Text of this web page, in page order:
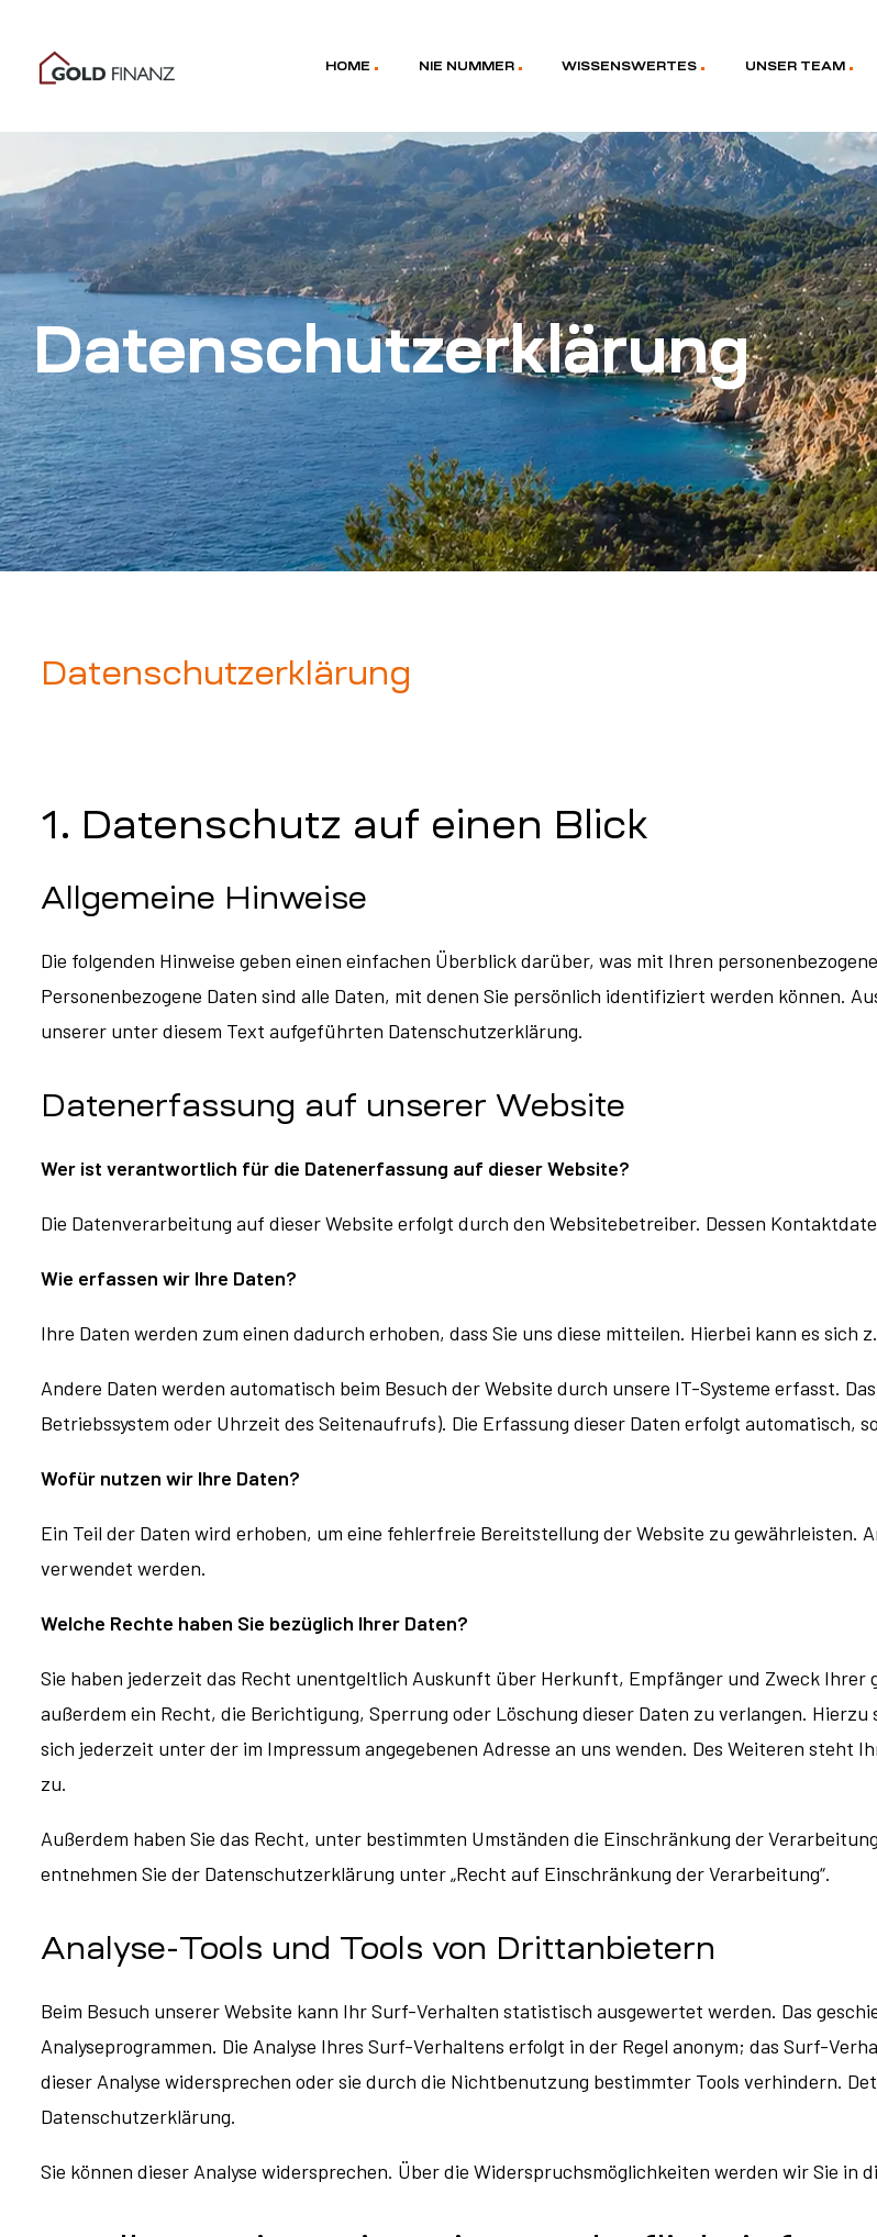
HOME NIE NUMMER WISSENSWERTES UNSER TEAM
Datenschutzerklärung
Datenschutzerklärung
1. Datenschutz auf einen Blick
Allgemeine Hinweise
Die folgenden Hinweise geben einen einfachen Überblick darüber, was mit Ihren
Personenbezogene Daten sind alle Daten, mit denen Sie persönlich identifiziert werden können.
unserer unter diesem Text aufgeführten Datenschutzerklärung.
Datenerfassung auf unserer Website
Wer ist verantwortlich für die Datenerfassung auf dieser Website?
Die Datenverarbeitung auf dieser Website erfolgt durch den Websitebetreiber. Dessen
Wie erfassen wir Ihre Daten?
Ihre Daten werden zum einen dadurch erhoben, dass Sie uns diese mitteilen. Hierbei kann es sich
Andere Daten werden automatisch beim Besuch der Website durch unsere IT-Systeme erfasst.
Betriebssystem oder Uhrzeit des Seitenaufrufs). Die Erfassung dieser Daten erfolgt automatisch,
Wofür nutzen wir Ihre Daten?
Ein Teil der Daten wird erhoben, um eine fehlerfreie Bereitstellung der Website zu gewährleisten.
verwendet werden.
Welche Rechte haben Sie bezüglich Ihrer Daten?
Sie haben jederzeit das Recht unentgeltlich Auskunft über Herkunft, Empfänger und Zweck Ihrer
außerdem ein Recht, die Berichtigung, Sperrung oder Löschung dieser Daten zu verlangen.
sich jederzeit unter der im Impressum angegebenen Adresse an uns wenden. Des Weiteren
zu.
Außerdem haben Sie das Recht, unter bestimmten Umständen die Einschränkung der
entnehmen Sie der Datenschutzerklärung unter „Recht auf Einschränkung der Verarbeitung“.
Analyse-Tools und Tools von Drittanbietern
Beim Besuch unserer Website kann Ihr Surf-Verhalten statistisch ausgewertet werden. Das
Analyseprogrammen. Die Analyse Ihres Surf-Verhaltens erfolgt in der Regel anonym; das Surf-
dieser Analyse widersprechen oder sie durch die Nichtbenutzung bestimmter Tools verhindern.
Datenschutzerklärung.
Sie können dieser Analyse widersprechen. Über die Widerspruchsmöglichkeiten werden wir Sie in